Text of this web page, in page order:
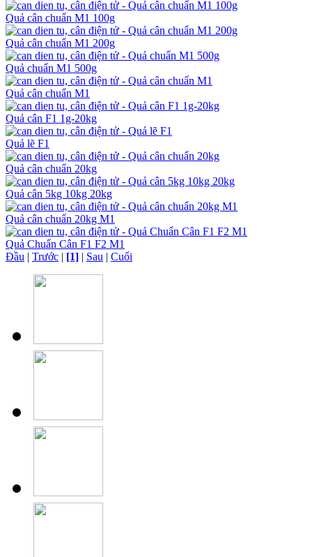
Quả cân chuẩn M1 100g
Quả cân chuẩn M1 200g
Quả chuẩn M1 500g
Quả cân chuẩn M1
Quả cân F1 1g-20kg
Quả lẽ F1
Quả cân chuẩn 20kg
Quả cân 5kg 10kg 20kg
Quả cân chuẩn 20kg M1
Quả Chuẩn Cân F1 F2 M1
Đầu | Trước | [1] | Sau | Cuối